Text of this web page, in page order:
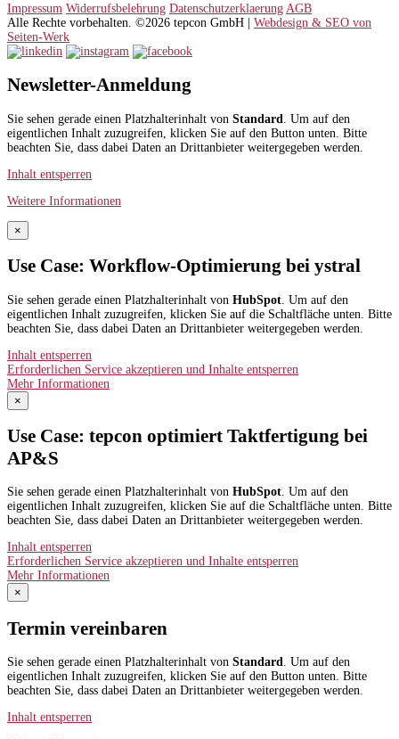
Impressum Widerrufsbelehrung Datenschutzerklaerung AGB
Alle Rechte vorbehalten. ©2026 tepcon GmbH | Webdesign & SEO von
Seiten-Werk
Newsletter-Anmeldung
Sie sehen gerade einen Platzhalterinhalt von Standard . Um auf den
eigentlichen Inhalt zuzugreifen, klicken Sie auf den Button unten. Bitte
beachten Sie, dass dabei Daten an Drittanbieter weitergegeben werden.
Inhalt entsperren
Weitere Informationen
×
Use Case: Workflow-Optimierung bei ystral
Sie sehen gerade einen Platzhalterinhalt von HubSpot . Um auf den
eigentlichen Inhalt zuzugreifen, klicken Sie auf die Schaltfläche unten. Bitte
beachten Sie, dass dabei Daten an Drittanbieter weitergegeben werden.
Inhalt entsperren
Erforderlichen Service akzeptieren und Inhalte entsperren
Mehr Informationen
×
Use Case: tepcon optimiert Taktfertigung bei
AP&S​
Sie sehen gerade einen Platzhalterinhalt von HubSpot. Um auf den
eigentlichen Inhalt zuzugreifen, klicken Sie auf die Schaltfläche unten. Bitte
beachten Sie, dass dabei Daten an Drittanbieter weitergegeben werden.
Inhalt entsperren
Erforderlichen Service akzeptieren und Inhalte entsperren
Mehr Informationen
×
Termin vereinbaren
Sie sehen gerade einen Platzhalterinhalt von Standard. Um auf den
eigentlichen Inhalt zuzugreifen, klicken Sie auf den Button unten. Bitte
beachten Sie, dass dabei Daten an Drittanbieter weitergegeben werden.
Inhalt entsperren